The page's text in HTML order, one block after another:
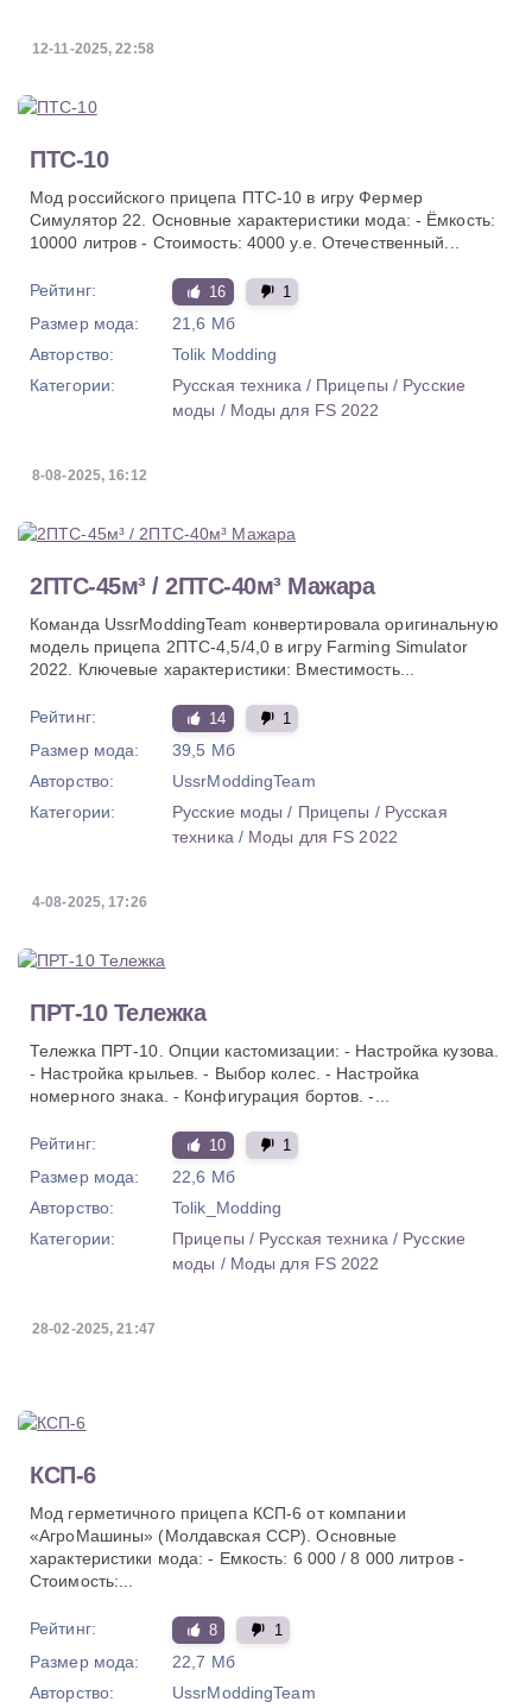
12-11-2025, 22:58
ПТС-10
Мод российского прицепа ПТС-10 в игру Фермер
Симулятор 22. Основные характеристики мода: - Ёмкость:
10000 литров - Стоимость: 4000 у.е. Отечественный...
Рейтинг: 16 1
Размер мода:
21,6 Мб
Авторство:
Tolik Modding
Категории:
Русская техника/ Прицепы / Русские
моды / Моды для FS 2022
8-08-2025, 16:12
2ПТС-45м³ / 2ПТС-40м³ Мажара
Команда UssrModdingTeam конвертировала оригинальную
модель прицепа 2ПТС-4,5/4,0 в игру Farming Simulator
2022. Ключевые характеристики: Вместимость...
Рейтинг: 14 1
Размер мода:
39,5 Мб
Авторство:
UssrModdingTeam
Категории:
Русские моды / Прицепы / Русская
техника/ Моды для FS 2022
4-08-2025, 17:26
ПРТ-10 Тележка
Тележка ПРТ-10. Опции кастомизации: - Настройка кузова.
- Настройка крыльев. - Выбор колес. - Настройка
номерного знака. - Конфигурация бортов. -...
Рейтинг: 10 1
Размер мода:
22,6 Мб
Авторство:
Tolik_Modding
Категории:
Прицепы / Русская техника/ Русские
моды / Моды для FS 2022
28-02-2025, 21:47
КСП-6
Мод герметичного прицепа КСП-6 от компании
«АгроМашины» (Молдавская ССР). Основные
характеристики мода: - Емкость: 6 000 / 8 000 литров -
Стоимость:...
Рейтинг: 8 1
Размер мода:
22,7 Мб
Авторство:
UssrModdingTeam